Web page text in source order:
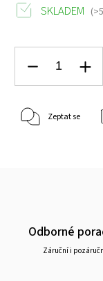
SKLADEM
Zeptat se
Odborné
Záruční i